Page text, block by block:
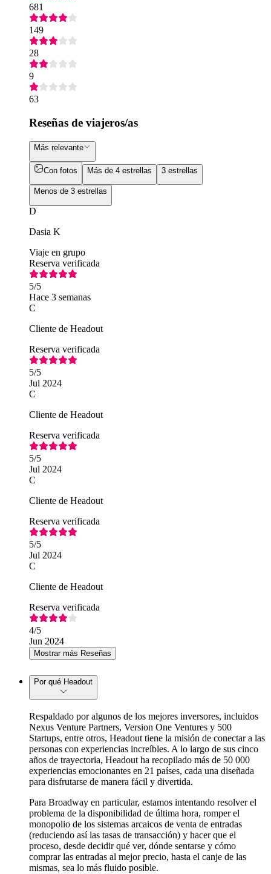
681
149
28
9
63
Reseñas de viajeros/as
Más relevante
Con fotos Más de 4 estrellas 3 estrellas
Menos de 3 estrellas
D
Dasia K
Viaje en grupo
Reserva verificada
5/5
Hace 3 semanas
C
Cliente de Headout
Reserva verificada
5/5
Jul 2024
C
Cliente de Headout
Reserva verificada
5/5
Jul 2024
C
Cliente de Headout
Reserva verificada
5/5
Jul 2024
C
Cliente de Headout
Reserva verificada
4/5
Jun 2024
Mostrar más Reseñas
Por qué Headout
Respaldado por algunos de los mejores inversores, incluidos
Nexus Venture Partners, Version One Ventures y 500
Startups, entre otros, Headout tiene la misión de conectar a las
personas con experiencias increíbles. A lo largo de sus cinco
años de trayectoria, Headout ha recopilado más de 50 000
experiencias emocionantes en 21 países, cada una diseñada
para disfrutarse de manera fácil y divertida.
Para Broadway en particular, estamos intentando resolver el
problema de la disponibilidad de última hora, romper el
monopolio de los sistemas arcaicos de venta de entradas
(reduciendo así las tasas de transacción) y hacer que el
proceso, desde decidir qué ver, dónde sentarse y cómo
comprar las entradas al mejor precio, hasta el canje de las
mismas, sea lo más fluido posible.